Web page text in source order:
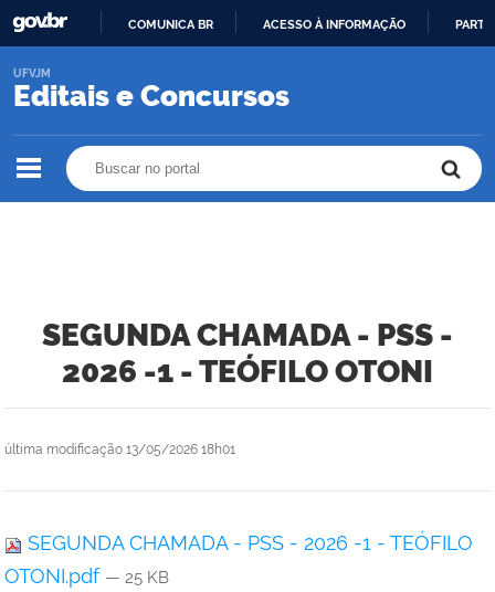
O
COMUNICA BR ACESSO À INFORMAÇÃO
Editais e Concursos
UFVJM
SEGUNDA CHAMADA - PSS -
2026 -1 - TEÓFILO OTONI
última modificação 13/05/2026 18h01
SEGUNDA CHAMADA - PSS - 2026 -1 - TEÓFILO
OTONI.pdf — 25 KB